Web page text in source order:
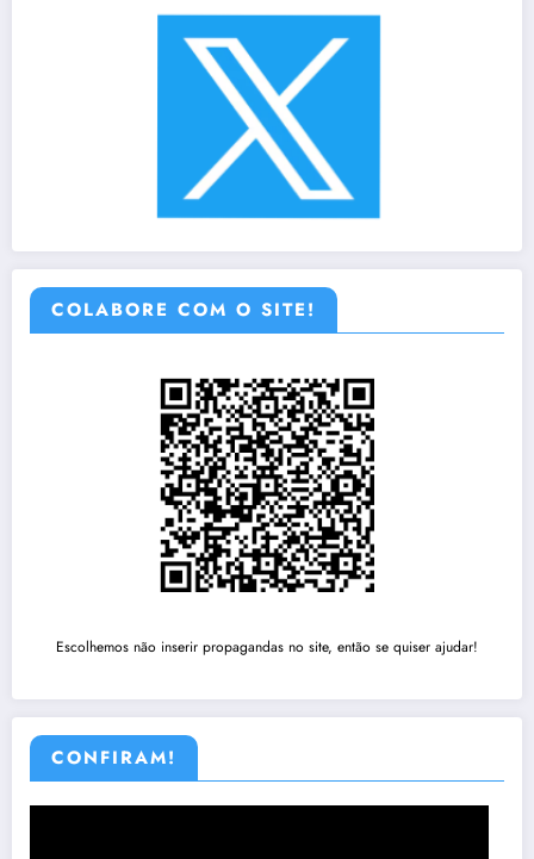
COLABORE COM O SITE!
Escolhemos não inserir propagandas no site, então se quiser ajudar!
CONFIRAM!